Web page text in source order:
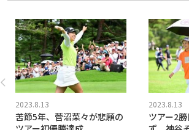
2023.8.13
苦節5年、菅沼菜々が悲願の
2023.8.13
ツアー2